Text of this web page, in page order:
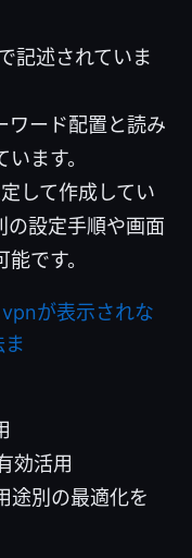
記述されていま
ワード配置と読み
ます。
して作成してい
の設定手順や画面
です。
が表示されな
効活用
途別の最適化を